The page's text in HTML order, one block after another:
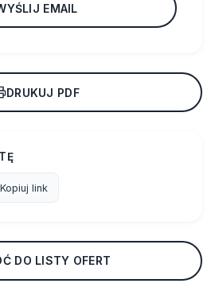
EMAIL
DRUKUJ PDF
Kopiuj link
DO LISTY OFERT